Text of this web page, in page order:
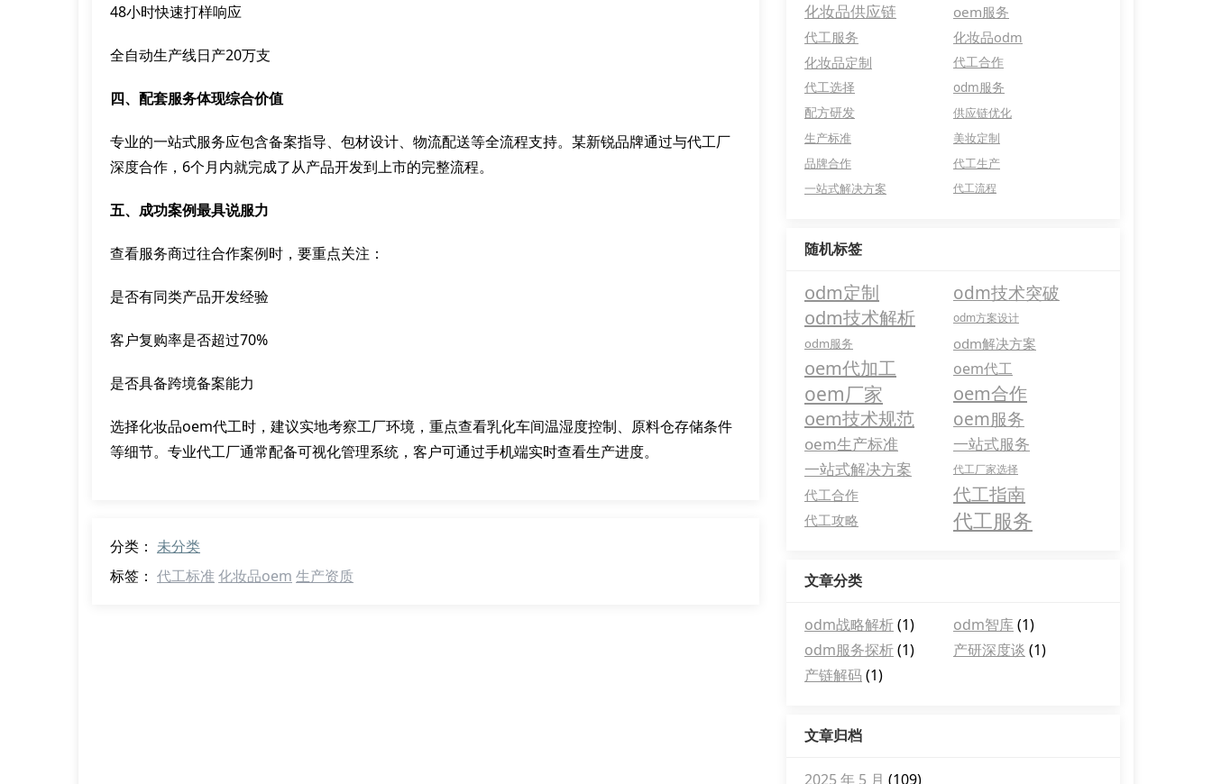
48小时快速打样响应
全自动生产线日产20万支
四、配套服务体现综合价值
专业的一站式服务应包含备案指导、包材设计、物流配送等全流程支持。某新锐品牌通过与代工厂
深度合作，6个月内就完成了从产品开发到上市的完整流程。
五、成功案例最具说服力
查看服务商过往合作案例时，要重点关注：
是否有同类产品开发经验
客户复购率是否超过70%
是否具备跨境备案能力
选择化妆品oem代工时，建议实地考察工厂环境，重点查看乳化车间温湿度控制、原料仓存储条件
等细节。专业代工厂通常配备可视化管理系统，客户可通过手机端实时查看生产进度。
分类： 未分类
标签： 代工标准化妆品oem 生产资质
化妆品供应链
oem服务
代工服务
化妆品odm
化妆品定制
代工合作
代工选择
odm服务
配方研发
供应链优化
生产标准
美妆定制
品牌合作
代工生产
一站式解决方案
代工流程
随机标签
odm定制 odm技术突破
odm技术解析 odm方案设计
odm服务 odm解决方案
oem代加工 oem代工
oem厂家
oem合作
oem技术规范
oem服务
oem生产标准
一站式服务
一站式解决方案
代工厂家选择
代工合作 代工指南
代工攻略 代工服务
文章分类
odm战略解析(1) odm智库 (1)
odm服务探析(1) 产研深度谈 (1)
产链解码 (1)
文章归档
2025 年 5 月 (109)